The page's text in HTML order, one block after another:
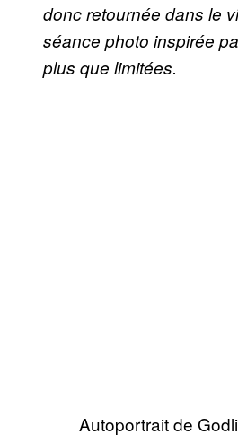
donc retournée dans le
séance photo inspirée
plus que limitées.
Autoportrait de